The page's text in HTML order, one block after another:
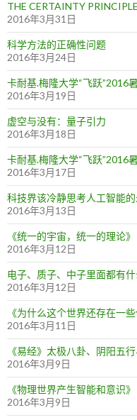
THE CERTAINTY
2016年3月31日
科学方法的正确性问题
2016年3月24日
卡耐基.梅隆大学“飞跃”2016
2016年3月19日
虚空与没有：量子引力
2016年3月18日
卡耐基.梅隆大学“飞跃”2016
2016年3月17日
科技界该冷静思考人工智能
2016年3月13日
《统一的宇宙，统一的理论》
2016年3月12日
电子、质子、中子里面都有什
2016年3月12日
《为什么这个世界还存在一
2016年3月11日
《易经》太极八卦、阴阳五
2016年3月9日
《物理世界产生智能和意识
2016年3月9日